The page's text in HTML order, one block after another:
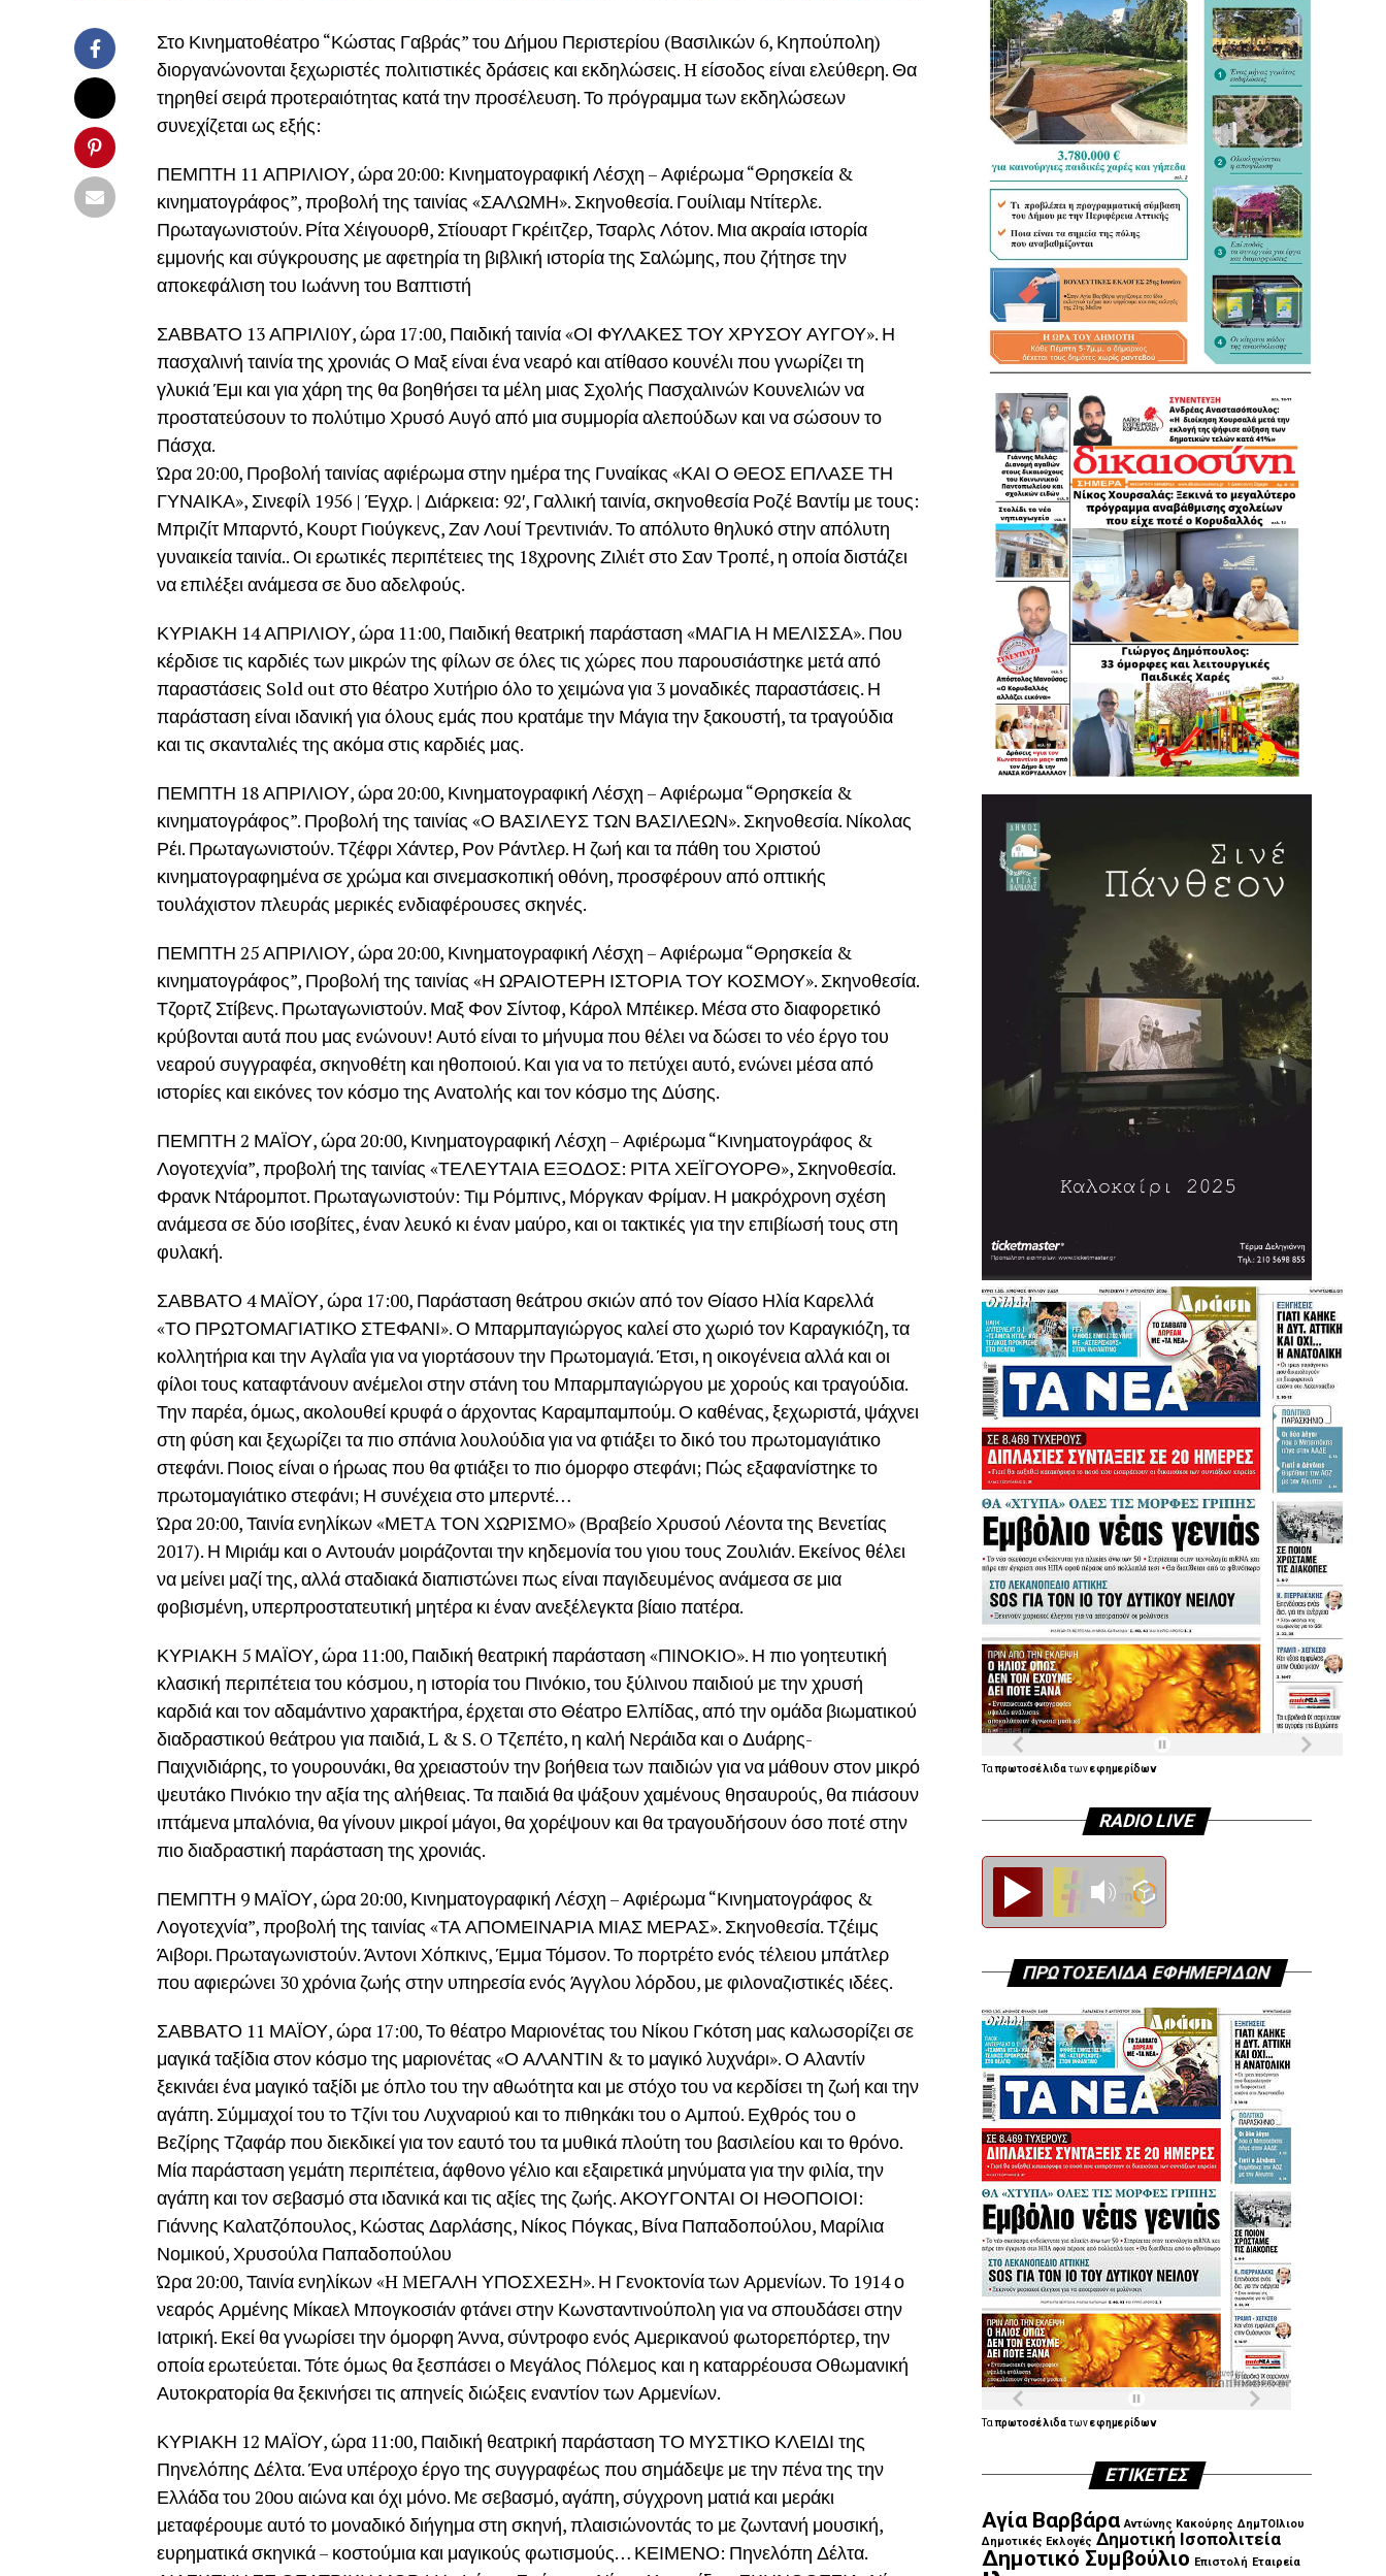
Στο Κινηματοθέατρο “Κώστας Γαβράς” του Δήμου Περιστερίου (Βασιλικών 6, Κηπούπολη)
διοργανώνονται ξεχωριστές πολιτιστικές δράσεις και εκδηλώσεις. H είσοδος είναι ελεύθερη. Θα
τηρηθεί σειρά προτεραιότητας κατά την προσέλευση. Το πρόγραμμα των εκδηλώσεων
συνεχίζεται ως εξής:
ΠΕΜΠΤΗ 11 ΑΠΡΙΛΙΟΥ, ώρα 20:00: Κινηματογραφική Λέσχη – Αφιέρωμα “Θρησκεία &
κινηματογράφος”, προβολή της ταινίας «ΣΑΛΩΜΗ». Σκηνοθεσία. Γουίλιαμ Ντίτερλε.
Πρωταγωνιστούν. Ρίτα Χέιγουορθ, Στίουαρτ Γκρέιτζερ, Τσαρλς Λότον. Μια ακραία ιστορία
εμμονής και σύγκρουσης με αφετηρία τη βιβλική ιστορία της Σαλώμης, που ζήτησε την
αποκεφάλιση του Ιωάννη του Βαπτιστή
ΣΑΒΒΑΤΟ 13 ΑΠΡΙΛΙ0Υ, ώρα 17:00, Παιδική ταινία «ΟΙ ΦΥΛΑΚΕΣ ΤΟΥ ΧΡΥΣΟΥ ΑΥΓΟΥ». Η
πασχαλινή ταινία της χρονιάς Ο Μαξ είναι ένα νεαρό και ατίθασο κουνέλι που γνωρίζει τη
γλυκιά Έμι και για χάρη της θα βοηθήσει τα μέλη μιας Σχολής Πασχαλινών Κουνελιών να
προστατεύσουν το πολύτιμο Χρυσό Αυγό από μια συμμορία αλεπούδων και να σώσουν το
Πάσχα.
Ώρα 20:00, Προβολή ταινίας αφιέρωμα στην ημέρα της Γυναίκας «ΚΑΙ Ο ΘΕΟΣ ΕΠΛΑΣΕ ΤΗ
ΓΥΝΑΙΚΑ», Σινεφίλ 1956 | Έγχρ. | Διάρκεια: 92′, Γαλλική ταινία, σκηνοθεσία Ροζέ Βαντίμ με τους:
Μπριζίτ Μπαρντό, Κουρτ Γιούγκενς, Ζαν Λουί Τρεντινιάν. Το απόλυτο θηλυκό στην απόλυτη
γυναικεία ταινία.. Οι ερωτικές περιπέτειες της 18χρονης Ζιλιέτ στο Σαν Τροπέ, η οποία διστάζει
να επιλέξει ανάμεσα σε δυο αδελφούς.
ΚΥΡΙΑΚΗ 14 ΑΠΡΙΛΙΟΥ, ώρα 11:00, Παιδική θεατρική παράσταση «ΜΑΓΙΑ Η ΜΕΛΙΣΣΑ». Που
κέρδισε τις καρδιές των μικρών της φίλων σε όλες τις χώρες που παρουσιάστηκε μετά από
παραστάσεις Sold out στο θέατρο Χυτήριο όλο το χειμώνα για 3 μοναδικές παραστάσεις. Η
παράσταση είναι ιδανική για όλους εμάς που κρατάμε την Μάγια την ξακουστή, τα τραγούδια
και τις σκανταλιές της ακόμα στις καρδιές μας.
ΠΕΜΠΤΗ 18 ΑΠΡΙΛΙΟΥ, ώρα 20:00, Κινηματογραφική Λέσχη – Αφιέρωμα “Θρησκεία &
κινηματογράφος”. Προβολή της ταινίας «Ο ΒΑΣΙΛΕΥΣ ΤΩΝ ΒΑΣΙΛΕΩΝ». Σκηνοθεσία. Νίκολας
Ρέι. Πρωταγωνιστούν. Τζέφρι Χάντερ, Ρον Ράντλερ. Η ζωή και τα πάθη του Χριστού
κινηματογραφημένα σε χρώμα και σινεμασκοπική οθόνη, προσφέρουν από οπτικής
τουλάχιστον πλευράς μερικές ενδιαφέρουσες σκηνές.
ΠΕΜΠΤΗ 25 ΑΠΡΙΛΙΟΥ, ώρα 20:00, Κινηματογραφική Λέσχη – Αφιέρωμα “Θρησκεία &
κινηματογράφος”, Προβολή της ταινίας «Η ΩΡΑΙΟΤΕΡΗ ΙΣΤΟΡΙΑ ΤΟΥ ΚΟΣΜΟΥ». Σκηνοθεσία.
Τζορτζ Στίβενς. Πρωταγωνιστούν. Μαξ Φον Σίντοφ, Κάρολ Μπέικερ. Μέσα στο διαφορετικό
κρύβονται αυτά που μας ενώνουν! Αυτό είναι το μήνυμα που θέλει να δώσει το νέο έργο του
νεαρού συγγραφέα, σκηνοθέτη και ηθοποιού. Και για να το πετύχει αυτό, ενώνει μέσα από
ιστορίες και εικόνες τον κόσμο της Ανατολής και τον κόσμο της Δύσης.
ΠΕΜΠΤΗ 2 ΜΑΪΟΥ, ώρα 20:00, Κινηματογραφική Λέσχη – Αφιέρωμα “Κινηματογράφος &
Λογοτεχνία”, προβολή της ταινίας «ΤΕΛΕΥΤΑΙΑ ΕΞΟΔΟΣ: ΡΙΤΑ ΧΕΪΓΟΥΟΡΘ», Σκηνοθεσία.
Φρανκ Ντάρομποτ. Πρωταγωνιστούν: Τιμ Ρόμπινς, Μόργκαν Φρίμαν. Η μακρόχρονη σχέση
ανάμεσα σε δύο ισοβίτες, έναν λευκό κι έναν μαύρο, και οι τακτικές για την επιβίωσή τους στη
φυλακή.
ΣΑΒΒΑΤΟ 4 ΜΑΪΟΥ, ώρα 17:00, Παράσταση θεάτρου σκιών από τον Θίασο Ηλία Καρελλά
«ΤΟ ΠΡΩΤΟΜΑΓΙΑΤΙΚΟ ΣΤΕΦΑΝΙ». Ο Μπαρμπαγιώργος καλεί στο χωριό τον Καραγκιόζη, τα
κολλητήρια και την Αγλαΐα για να γιορτάσουν την Πρωτομαγιά. Έτσι, η οικογένεια αλλά και οι
φίλοι τους καταφτάνουν ανέμελοι στην στάνη του Μπαρμπαγιώργου με χορούς και τραγούδια.
Την παρέα, όμως, ακολουθεί κρυφά ο άρχοντας Καραμπαμπούμ. Ο καθένας, ξεχωριστά, ψάχνει
στη φύση και ξεχωρίζει τα πιο σπάνια λουλούδια για να φτιάξει το δικό του πρωτομαγιάτικο
στεφάνι. Ποιος είναι ο ήρωας που θα φτιάξει το πιο όμορφο στεφάνι; Πώς εξαφανίστηκε το
πρωτομαγιάτικο στεφάνι; Η συνέχεια στο μπερντέ…
Ώρα 20:00, Ταινία ενηλίκων «ΜΕΤA ΤΟΝ ΧΩΡΙΣΜO» (Βραβείο Χρυσού Λέοντα της Βενετίας
2017). Η Μιριάμ και ο Αντουάν μοιράζονται την κηδεμονία του γιου τους Ζουλιάν. Εκείνος θέλει
να μείνει μαζί της, αλλά σταδιακά διαπιστώνει πως είναι παγιδευμένος ανάμεσα σε μια
φοβισμένη, υπερπροστατευτική μητέρα κι έναν ανεξέλεγκτα βίαιο πατέρα.
ΚΥΡΙΑΚΗ 5 ΜΑΪΟΥ, ώρα 11:00, Παιδική θεατρική παράσταση «ΠΙΝΟΚΙΟ». Η πιο γοητευτική
κλασική περιπέτεια του κόσμου, η ιστορία του Πινόκιο, του ξύλινου παιδιού με την χρυσή
καρδιά και τον αδαμάντινο χαρακτήρα, έρχεται στο Θέατρο Ελπίδας, από την ομάδα βιωματικού
διαδραστικού θεάτρου για παιδιά, L & S. O Τζεπέτο, η καλή Νεράιδα και ο Δυάρης-
Παιχνιδιάρης, το γουρουνάκι, θα χρειαστούν την βοήθεια των παιδιών για να μάθουν στον μικρό
ψευτάκο Πινόκιο την αξία της αλήθειας. Τα παιδιά θα ψάξουν χαμένους θησαυρούς, θα πιάσουν
ιπτάμενα μπαλόνια, θα γίνουν μικροί μάγοι, θα χορέψουν και θα τραγουδήσουν όσο ποτέ στην
πιο διαδραστική παράσταση της χρονιάς.
ΠΕΜΠΤΗ 9 ΜΑΪΟΥ, ώρα 20:00, Κινηματογραφική Λέσχη – Αφιέρωμα “Κινηματογράφος &
Λογοτεχνία”, προβολή της ταινίας «ΤΑ ΑΠΟΜΕΙΝΑΡΙΑ ΜΙΑΣ ΜΕΡΑΣ». Σκηνοθεσία. Τζέιμς
Άιβορι. Πρωταγωνιστούν. Άντονι Χόπκινς, Έμμα Τόμσον. Το πορτρέτο ενός τέλειου μπάτλερ
που αφιερώνει 30 χρόνια ζωής στην υπηρεσία ενός Άγγλου λόρδου, με φιλοναζιστικές ιδέες.
ΣΑΒΒΑΤΟ 11 ΜΑΪΟΥ, ώρα 17:00, Το θέατρο Μαριονέτας του Νίκου Γκότση μας καλωσορίζει σε
μαγικά ταξίδια στον κόσμο της μαριονέτας «Ο ΑΛΑΝΤΙΝ & το μαγικό λυχνάρι». Ο Αλαντίν
ξεκινάει ένα μαγικό ταξίδι με όπλο του την αθωότητα και με στόχο του να κερδίσει τη ζωή και την
αγάπη. Σύμμαχοί του το Τζίνι του Λυχναριού και το πιθηκάκι του ο Αμπού. Εχθρός του ο
Βεζίρης Τζαφάρ που διεκδικεί για τον εαυτό του τα μυθικά πλούτη του βασιλείου και το θρόνο.
Μία παράσταση γεμάτη περιπέτεια, άφθονο γέλιο και εξαιρετικά μηνύματα για την φιλία, την
αγάπη και τον σεβασμό στα ιδανικά και τις αξίες της ζωής. ΑΚΟΥΓΟΝΤΑΙ ΟΙ ΗΘΟΠΟΙΟΙ:
Γιάννης Καλατζόπουλος, Κώστας Δαρλάσης, Νίκος Πόγκας, Βίνα Παπαδοπούλου, Μαρίλια
Νομικού, Χρυσούλα Παπαδοπούλου
Ώρα 20:00, Ταινία ενηλίκων «H MΕΓΑΛΗ ΥΠΟΣΧΕΣΗ». Η Γενοκτονία των Αρμενίων. Το 1914 ο
νεαρός Αρμένης Μίκαελ Μπογκοσιάν φτάνει στην Κωνσταντινούπολη για να σπουδάσει στην
Ιατρική. Εκεί θα γνωρίσει την όμορφη Άννα, σύντροφο ενός Αμερικανού φωτορεπόρτερ, την
οποία ερωτεύεται. Τότε όμως θα ξεσπάσει ο Μεγάλος Πόλεμος και η καταρρέουσα Οθωμανική
Αυτοκρατορία θα ξεκινήσει τις απηνείς διώξεις εναντίον των Αρμενίων.
ΚΥΡΙΑΚΗ 12 ΜΑΪΟΥ, ώρα 11:00, Παιδική θεατρική παράσταση ΤΟ ΜΥΣΤΙΚΟ ΚΛΕΙΔΙ της
Πηνελόπης Δέλτα. Ένα υπέροχο έργο της συγγραφέως που σημάδεψε με την πένα της την
Ελλάδα του 20ου αιώνα και όχι μόνο. Με σεβασμό, αγάπη, σύγχρονη ματιά και μεράκι
μεταφέρουμε αυτό το μοναδικό διήγημα στη σκηνή, πλαισιώνοντάς το με ζωντανή μουσική,
ευρηματικά σκηνικά – κοστούμια και μαγικούς φωτισμούς… ΚΕΙΜΕΝΟ: Πηνελόπη Δέλτα.
Ταπρωτοσέλιδατωνεφημερίδων
RADIO LIVE
ΠΡΩΤΟΣΕΛΙΔΑ ΕΦΗΜΕΡΙΔΩΝ
Ταπρωτοσέλιδατωνεφημερίδων
ΕΤΙΚΈΤΕΣ
Αγία Βαρβάρα Αντώνης Κακούρης ΔημΤΟΙλιου
Δημοτικές Εκλογές Δημοτική Ισοπολιτεία
Δημοτικό Συμβούλιο Επιστολή Εταιρεία